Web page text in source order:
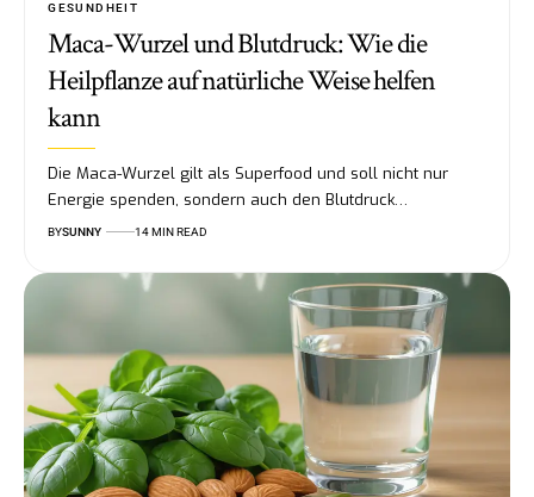
GESUNDHEIT
Maca-Wurzel und Blutdruck: Wie die
Heilpflanze auf natürliche Weise helfen
kann
Die Maca-Wurzel gilt als Superfood und soll nicht nur
Energie spenden, sondern auch den Blutdruck…
BYSUNNY 14 MIN READ